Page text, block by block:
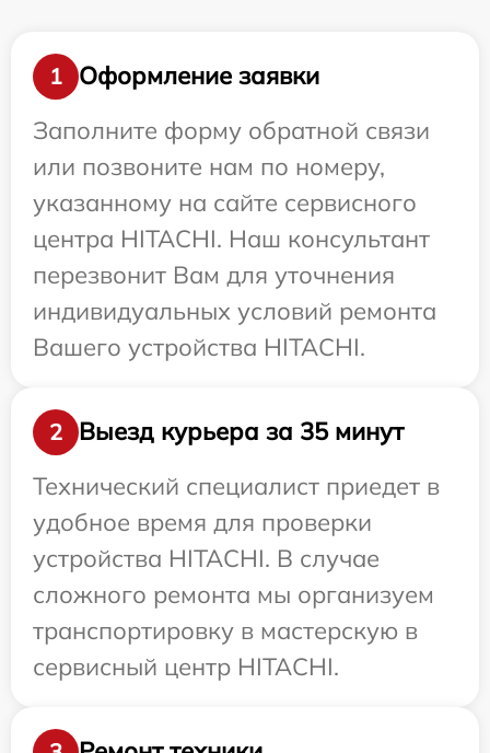
1
Оформление заявки
Заполните форму обратной связи
или позвоните нам по номеру,
указанному на сайте сервисного
центра HITACHI. Наш консультант
перезвонит Вам для уточнения
индивидуальных условий ремонта
Вашего устройства HITACHI.
2
Выезд курьера за 35 минут
Технический специалист приедет в
удобное время для проверки
устройства HITACHI. В случае
сложного ремонта мы организуем
транспортировку в мастерскую в
сервисный центр HITACHI.